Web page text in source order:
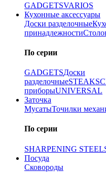
GADGETSVARIOS
Кухонные аксессуары
Доски разделочные
принадлежности
По серии
GADGETSДоски
разделочныеSTEAK
приборыUNIVERSAL
Заточка
МусатыТочилки
По серии
SHARPENING
Посуда
Сковороды